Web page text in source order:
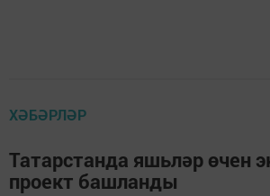
ХӘБӘРЛӘР
Татарстанда яшьләр өчен
проект башланды